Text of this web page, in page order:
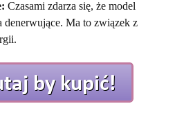
Czasami zdarza się, że model
denerwujące. Ma to związek z